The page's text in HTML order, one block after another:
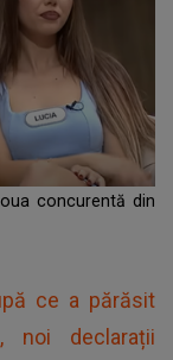
concurentă din
ce a părăsit
noi declarații